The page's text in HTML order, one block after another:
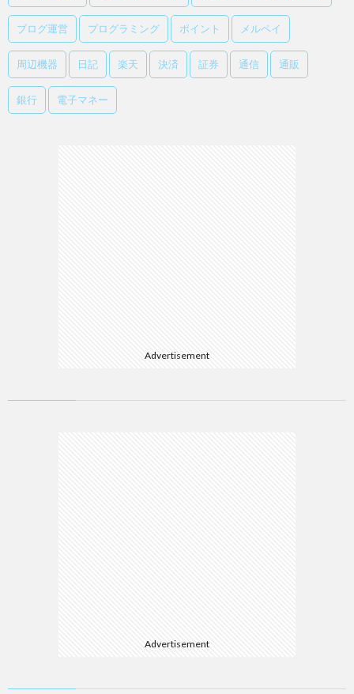
ブログ運営 プログラミング ポイント メルペイ
周辺機器 日記 楽天 決済 証券 通信 通販
銀行 電子マネー
Advertisement
Advertisement